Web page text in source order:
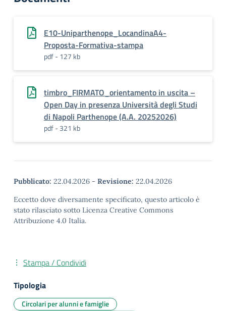
E10-Uniparthenope_LocandinaA4-
Proposta-Formativa-stampa
pdf - 127 kb
timbro_FIRMATO_orientamento in uscita –
Open Day in presenza Università degli Studi
di Napoli Parthenope (A.A. 20252026)
pdf - 321 kb
Pubblicato: 22.04.2026 - Revisione: 22.04.2026
Eccetto dove diversamente specificato, questo articolo è
stato rilasciato sotto Licenza Creative Commons
Attribuzione 4.0 Italia.
Stampa / Condividi
Tipologia
Circolari per alunni e famiglie